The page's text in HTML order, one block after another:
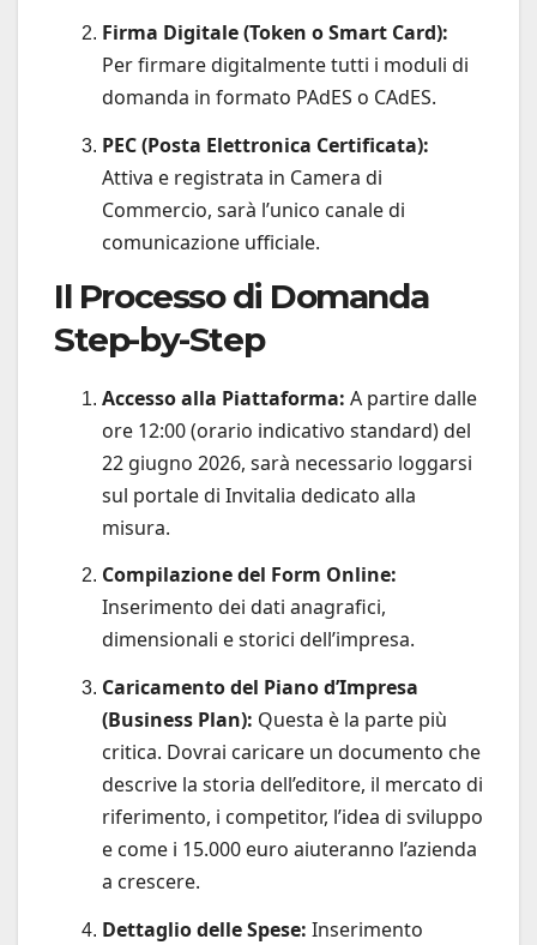
Firma Digitale (Token o Smart Card):
Per firmare digitalmente tutti i moduli di
domanda in formato PAdES o CAdES.
PEC (Posta Elettronica Certificata):
Attiva e registrata in Camera di
Commercio, sarà l’unico canale di
comunicazione ufficiale.
Il Processo di Domanda
Step-by-Step
Accesso alla Piattaforma: A partire dalle
ore 12:00 (orario indicativo standard) del
22 giugno 2026, sarà necessario loggarsi
sul portale di Invitalia dedicato alla
misura.
Compilazione del Form Online:
Inserimento dei dati anagrafici,
dimensionali e storici dell’impresa.
Caricamento del Piano d’Impresa
(Business Plan): Questa è la parte più
critica. Dovrai caricare un documento che
descrive la storia dell’editore, il mercato di
riferimento, i competitor, l’idea di sviluppo
e come i 15.000 euro aiuteranno l’azienda
a crescere.
Dettaglio delle Spese: Inserimento